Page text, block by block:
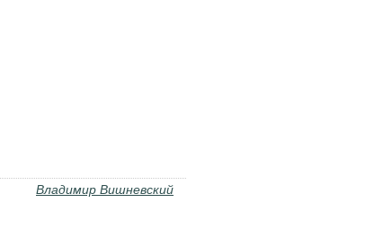
Владимир Вишневский